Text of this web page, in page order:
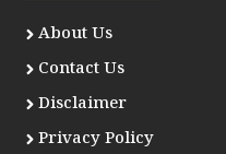
About Us
Contact Us
Disclaimer
Privacy Policy